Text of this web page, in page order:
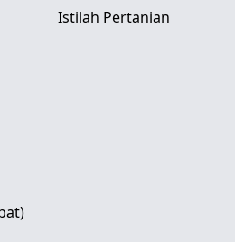
Istilah Pertanian